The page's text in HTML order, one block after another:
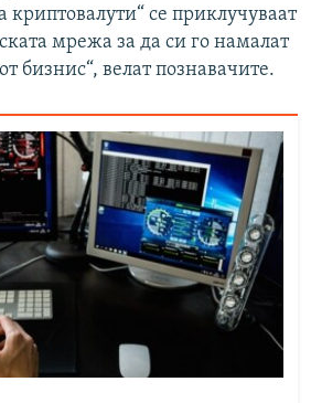
криптовалути“ се приклучуваат
мрежа за да си го намалат
бизнис“, велат познавачите.